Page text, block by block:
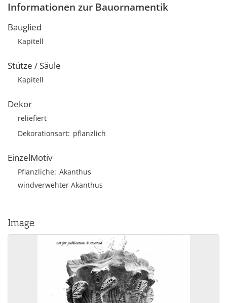
Informationen zur Bauornamentik
Bauglied
Kapitell
Stütze / Säule
Kapitell
Dekor
reliefiert
Dekorationsart pflanzlich
EinzelMotiv
Pflanzliche Akanthus
windverwehter Akanthus
Image